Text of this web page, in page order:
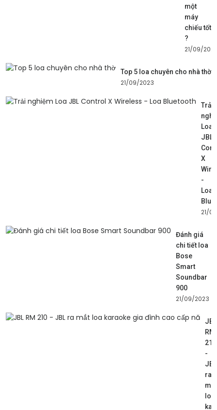
một
máy
chiếu tốt
?
21/09/
Top 5 loa chuyên cho nhà thờ
21/09/2023
Trải
Loa
JBL
X
-
Loa
21/
Đánh giá
chi tiết loa
Bose
Smart
Soundbar
900
21/09/2023
JBL
RM
210
-
JBL
ra
mắt
loa